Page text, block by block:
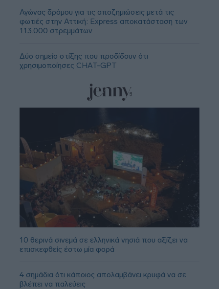
Αγώνας δρόμου για τις αποζημιώσεις μετά τις
φωτιές στην Αττική: Express αποκατάσταση των
113.000 στρεμμάτων
Δύο σημείο στίξης που προδίδουν ότι
χρησιμοποίησες CHAT-GPT
10 θερινά σινεμά σε ελληνικά νησιά που αξίζει να
επισκεφθείς έστω μία φορά
4 σημάδια ότι κάποιος απολαμβάνει κρυφά να σε
βλέπει να παλεύεις